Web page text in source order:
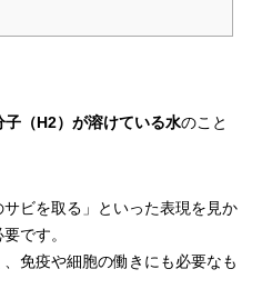
（H2）が溶けている水のこと
ビを取る」といった表現を見か
です。
免疫や細胞の働きにも必要なも